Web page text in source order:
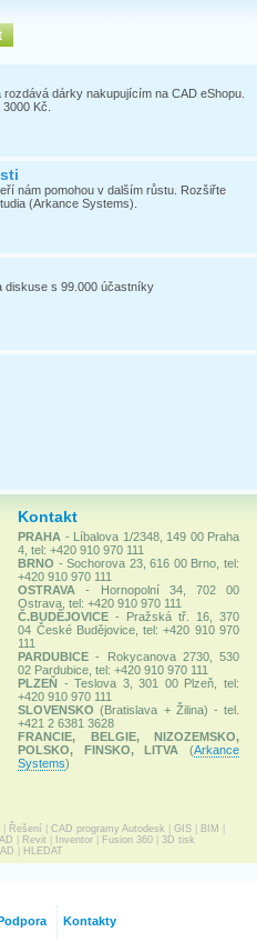
dárky nakupujícím na CAD eShopu.
Kč.
nám pomohou v dalším růstu. Rozšiřte
(Arkance Systems).
diskuse s 99.000 účastníky
Kontakt
PRAHA - Líbalova 1/2348, 149 00 Praha
4, tel: +420 910 970 111
BRNO - Sochorova 23, 616 00 Brno, tel:
+420 910 970 111
OSTRAVA
- Hornopolní 34, 702 00
Ostrava, tel: +420 910 970 111
Č.BUDĚJOVICE - Pražská tř. 16, 370
04 České Budějovice, tel: +420 910 970
111
PARDUBICE - Rokycanova 2730, 530
02 Pardubice, tel: +420 910 970 111
PLZEŇ - Teslova 3, 301 00 Plzeň, tel:
+420 910 970 111
SLOVENSKO (Bratislava + Žilina) - tel.
+421 2 6381 3628
FRANCIE, BELGIE, NIZOZEMSKO,
POLSKO, FINSKO, LITVA
(Arkance
Systems)
Řešení CAD programy Autodesk GIS BIM
Revit Inventor| Fusion 360| 3D tisk
HLEDAT
Kontakty